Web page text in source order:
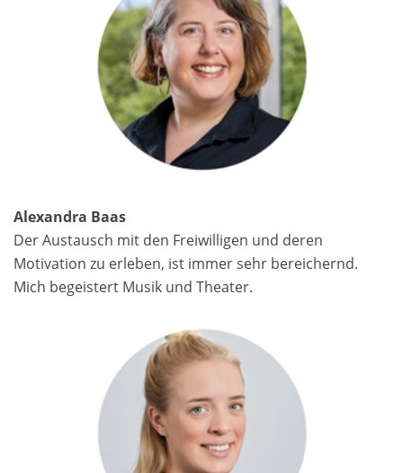
Alexandra Baas
Der Austausch mit den Freiwilligen und deren
Motivation zu erleben, ist immer sehr bereichernd.
Mich begeistert Musik und Theater.